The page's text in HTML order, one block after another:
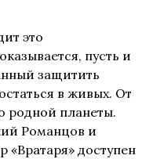
это
пусть и
защитить
в живых. От
родной планеты.
Романцов и
доступен